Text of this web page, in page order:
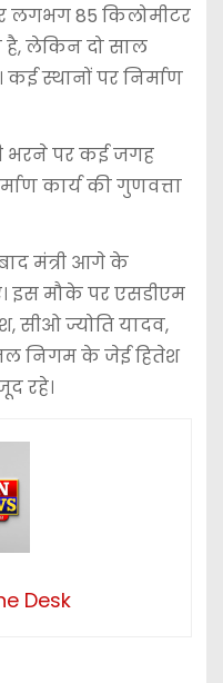
85 किलोमीटर
है, लेकिन दो साल
स्थानों पर निर्माण
भरने पर कई जगह
कार्य की गुणवत्ता
मंत्री आगे के
इस मौके पर एसडीएम
सीओ ज्योति यादव,
निगम के जेई हितेश
रहे।
Desk